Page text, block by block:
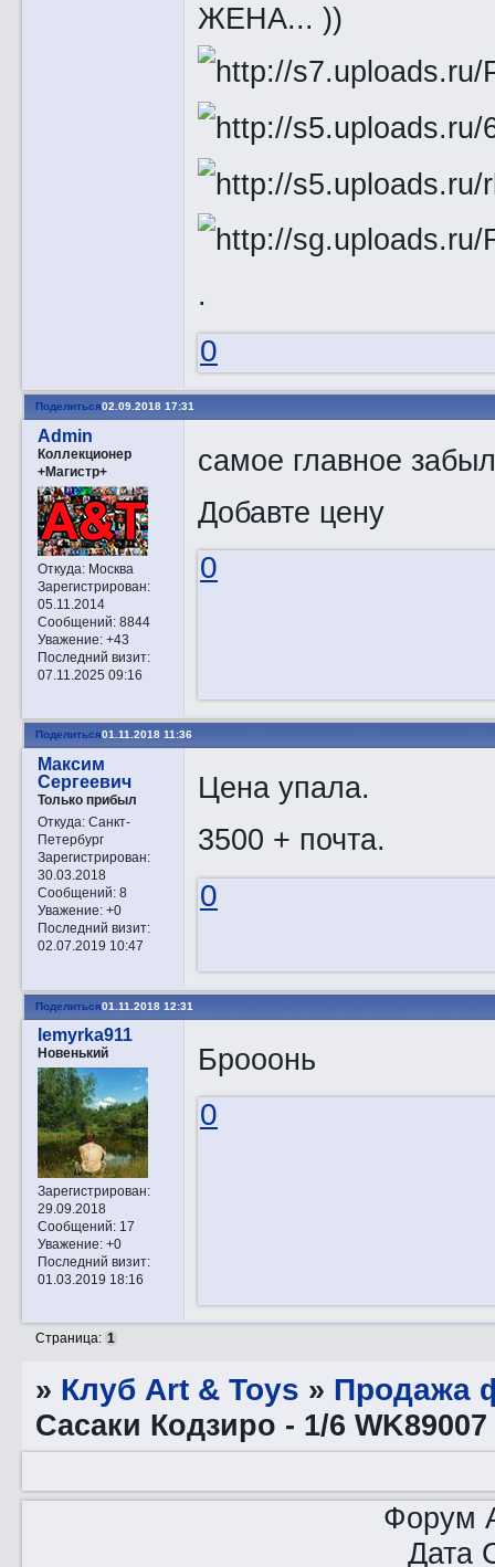
ЖЕНА... ))
.
0
Поделиться02.09.2018 17:31
Admin
Коллекционер
+Магистр+
Откуда:Москва
Зарегистрирован:
05.11.2014
Сообщений:8844
Уважение: +43
Последний визит:
07.11.2025 09:16
самое главное
Добавте цену
0
Поделиться01.11.2018 11:36
Максим
Сергеевич
Только прибыл
Откуда:Санкт-
Петербург
Зарегистрирован:
30.03.2018
Сообщений:8
Уважение: +0
Последний визит:
02.07.2019 10:47
Цена упала.
3500 + почта.
0
Поделиться01.11.2018 12:31
lemyrka911
Новенький
Зарегистрирован:
29.09.2018
Сообщений:17
Уважение: +0
Последний визит:
01.03.2019 18:16
Брооонь
0
Страница: 1
» Клуб Art & Toys » Продажа
Сасаки Кодзиро - 1/6 WK89007
Форум
Дата